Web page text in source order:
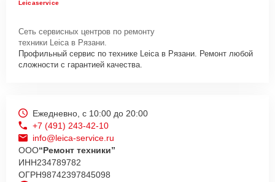
Leicaservice
Сеть сервисных центров по ремонту
техники Leica в Рязани.
Профильный сервис по технике Leica в Рязани. Ремонт любой
сложности с гарантией качества.
Ежедневно, с 10:00 до 20:00
+7 (491) 243-42-10
info@leica-service.ru
ООО“Ремонт техники”
ИНН234789782
ОГРН98742397845098